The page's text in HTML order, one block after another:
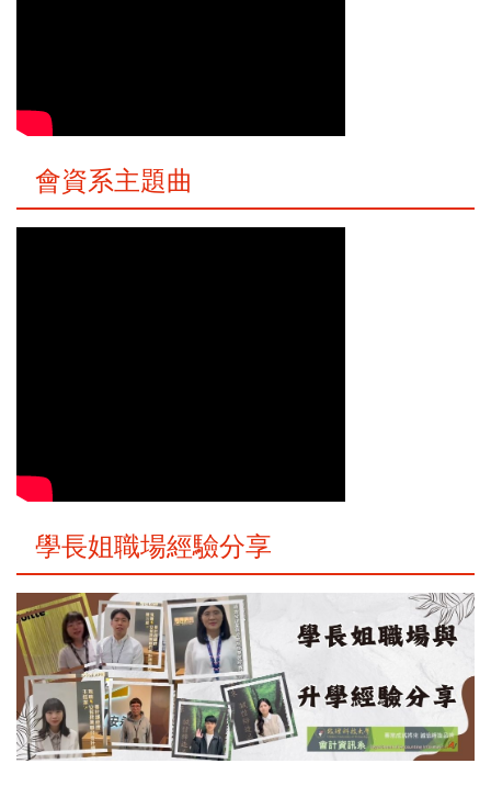
會資系主題曲
學長姐職場經驗分享